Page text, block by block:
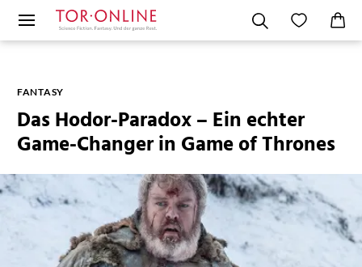
FANTASY
Das Hodor-Paradox – Ein echter
Game-Changer in Game of Thrones